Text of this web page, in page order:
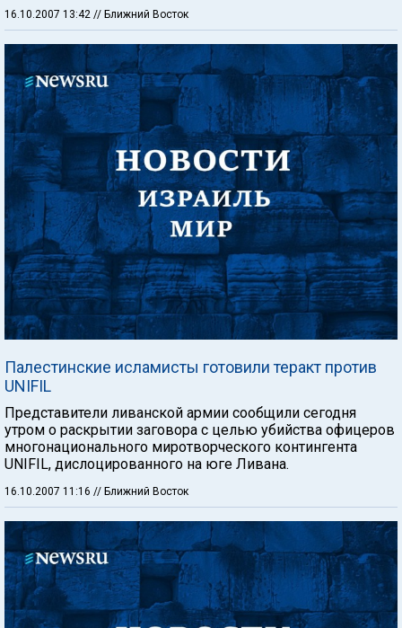
16.10.2007 13:42 // Ближний Восток
Палестинские исламисты готовили теракт против
UNIFIL
Представители ливанской армии сообщили сегодня
утром о раскрытии заговора с целью убийства офицеров
многонационального миротворческого контингента
UNIFIL, дислоцированного на юге Ливана.
16.10.2007 11:16 // Ближний Восток